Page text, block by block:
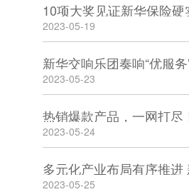
10项大奖见证新华保险硬
2023-05-19
新华交响乐团奏响“优服务
2023-05-23
热销爆款产品，一网打尽
2023-05-24
多元化产业布局有序推
2023-05-25